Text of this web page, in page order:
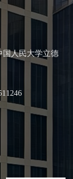
人民大学立德